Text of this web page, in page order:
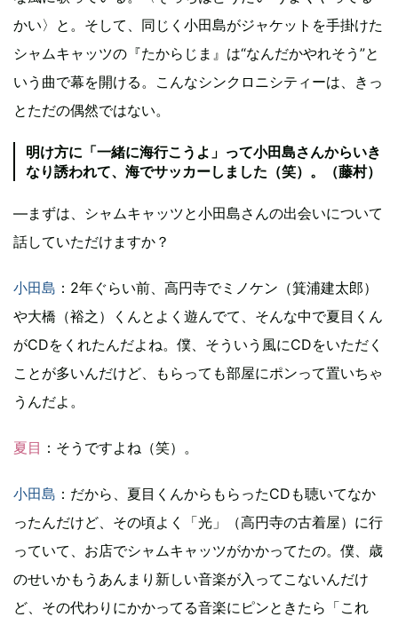
かい〉と。そして、同じく小田島がジャケットを手掛けた
シャムキャッツの『たからじま』は“なんだかやれそう”と
いう曲で幕を開ける。こんなシンクロニシティーは、きっ
とただの偶然ではない。
明け方に「一緒に海行こうよ」って小田島さんからいき
なり誘われて、海でサッカーしました（笑）。（藤村）
―まずは、シャムキャッツと小田島さんの出会いについて
話していただけますか？
小田島 ：2年ぐらい前、高円寺でミノケン（箕浦建太郎）
や大橋（裕之）くんとよく遊んでて、そんな中で夏目くん
がCDをくれたんだよね。僕、そういう風にCDをいただく
ことが多いんだけど、もらっても部屋にポンって置いちゃ
うんだよ。
夏目 ：そうですよね（笑）。
小田島 ：だから、夏目くんからもらったCDも聴いてなか
ったんだけど、その頃よく「光」（高円寺の古着屋）に行
っていて、お店でシャムキャッツがかかってたの。僕、歳
のせいかもうあんまり新しい音楽が入ってこないんだけ
ど、その代わりにかかってる音楽にピンときたら「これ